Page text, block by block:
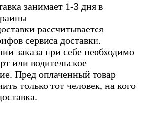
занимает 1-3 дня в
рассчитывается
сервиса доставки.
заказа при себе необходимо
или водительское
Пред оплаченный товар
только тот человек, на кого